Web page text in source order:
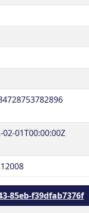
02-01T00:00:00Z
85eb-f39dfab7376f